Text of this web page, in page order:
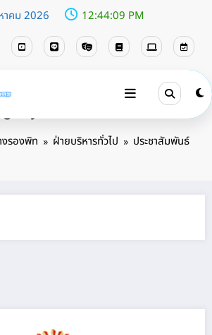
าคม 2026 12:44:11 PM
งรองพิท ฝ่ายบริหารทั่วไป ประชาสัมพันธ์